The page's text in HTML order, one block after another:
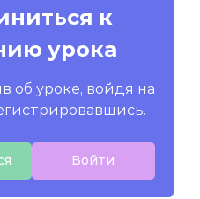
к
урока
об уроке, войдя на
Войти